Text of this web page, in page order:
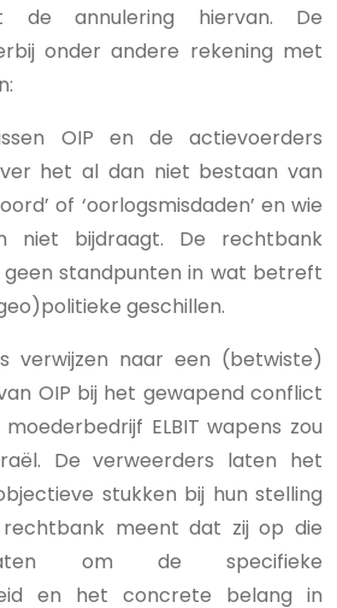
de annulering hiervan. De
onder andere rekening met
OIP en de actievoerders
het al dan niet bestaan van
of ‘oorlogsmisdaden’ en wie
niet bijdraagt. De rechtbank
standpunten in wat betreft
geschillen.
verwijzen naar een (betwiste)
OIP bij het gewapend conflict
ELBIT wapens zou
De verweerders laten het
stukken bij hun stelling
meent dat zij op die
om de specifieke
en het concrete belang in